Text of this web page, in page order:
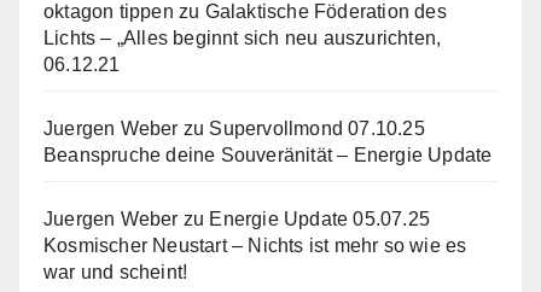
oktagon tippen zu Galaktische Föderation des
Lichts – „Alles beginnt sich neu auszurichten,
06.12.21
Juergen Weber zu Supervollmond 07.10.25
Beanspruche deine Souveränität – Energie Update
Juergen Weber zu Energie Update 05.07.25
Kosmischer Neustart – Nichts ist mehr so wie es
war und scheint!